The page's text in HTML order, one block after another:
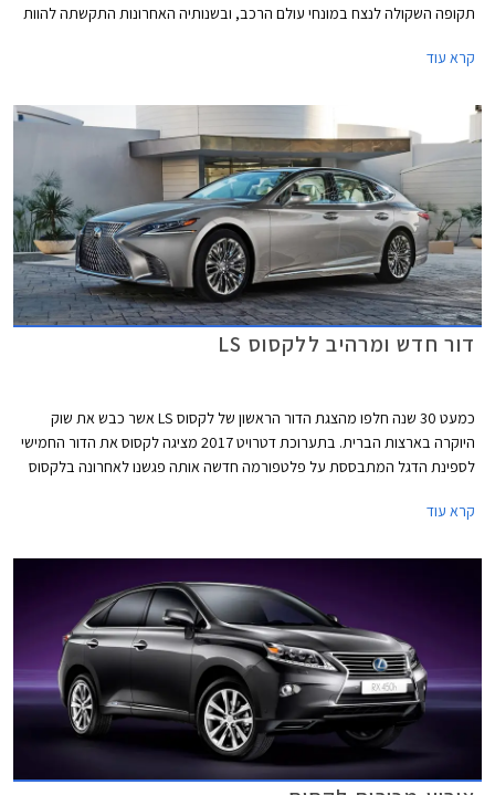
תקופה השקולה לנצח במונחי עולם הרכב, ובשנותיה האחרונות התקשתה להוות
באופן תדיר יותר.
קרא עוד
דור חדש ומרהיב ללקסוס LS
כמעט 30 שנה חלפו מהצגת הדור הראשון של לקסוס LS אשר כבש את שוק
היוקרה בארצות הברית. בתערוכת דטרויט 2017 מציגה לקסוס את הדור החמישי
לספינת הדגל המתבססת על פלטפורמה חדשה אותה פגשנו לאחרונה בלקסוס
ללקסוס LS החדשה צפוי עתיד מזהיר.
קרא עוד